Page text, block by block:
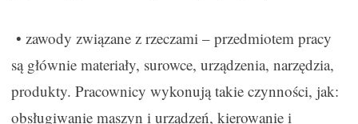
• zawody związane z rzeczami – przedmiotem pracy
są głównie materiały, surowce, urządzenia, narzędzia,
produkty. Pracownicy wykonują takie czynności, jak:
obsługiwanie maszyn i urządzeń, kierowanie i